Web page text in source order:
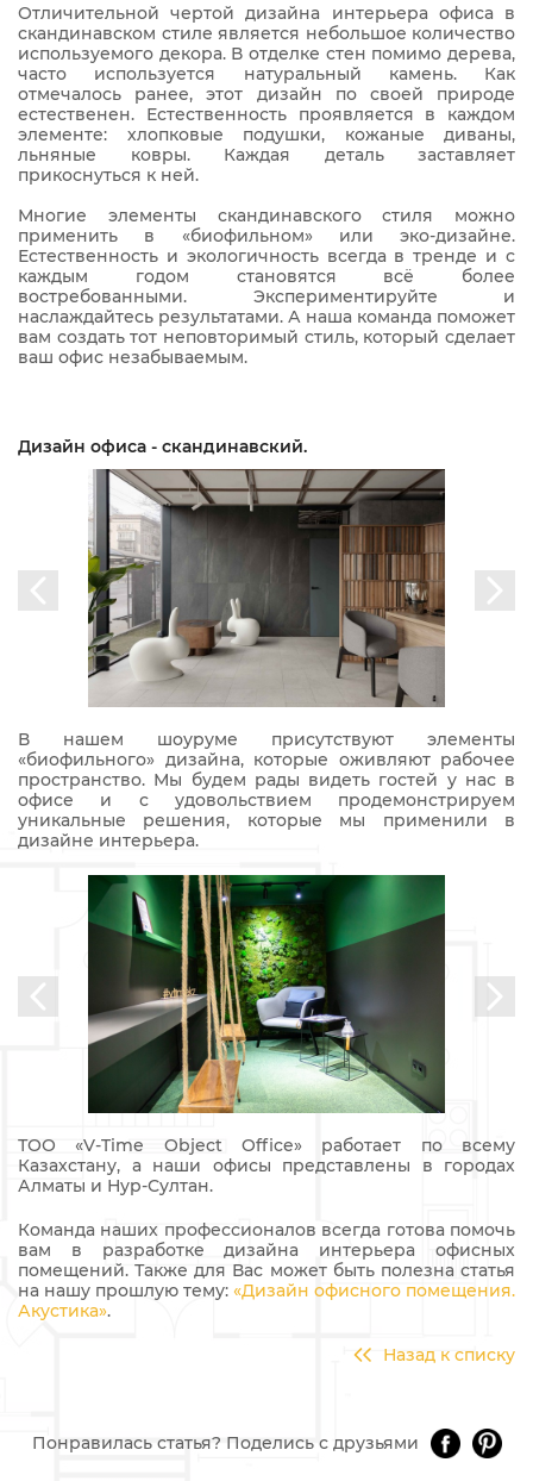
Отличительной чертой дизайна интерьера офиса в
скандинавском стиле является небольшое количество
используемого декора. В отделке стен помимо дерева,
часто используется натуральный камень. Как
отмечалось ранее, этот дизайн по своей природе
естественен. Естественность проявляется в каждом
элементе: хлопковые подушки, кожаные диваны,
льняные ковры. Каждая деталь заставляет
прикоснуться к ней.
Многие элементы скандинавского стиля можно
применить в «биофильном» или эко-дизайне.
Естественность и экологичность всегда в тренде и с
каждым годом становятся всё более
востребованными. Экспериментируйте и
наслаждайтесь результатами. А наша команда поможет
вам создать тот неповторимый стиль, который сделает
ваш офис незабываемым.
Дизайн офиса - скандинавский.
В нашем шоуруме присутствуют элементы
«биофильного» дизайна, которые оживляют рабочее
пространство. Мы будем рады видеть гостей у нас в
офисе и с удовольствием продемонстрируем
уникальные решения, которые мы применили в
дизайне интерьера.
ТОО «V-Time Object Office» работает по всему
Казахстану, а наши офисы представлены в городах
Алматы и Нур-Султан.
Команда наших профессионалов всегда готова помочь
вам в разработке дизайна интерьера офисных
помещений. Также для Вас может быть полезна статья
на нашу прошлую тему: «Дизайн офисного помещения.
Акустика».
Назад к списку
Понравилась статья? Поделись с друзьями